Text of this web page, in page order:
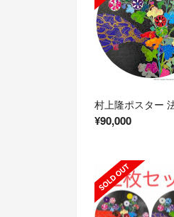
¥90,000